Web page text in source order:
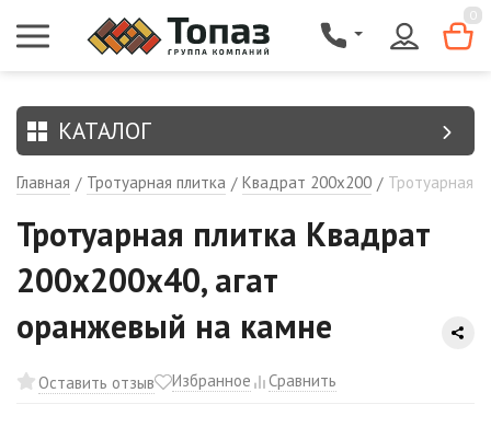
0
КАТАЛОГ
Главная / Тротуарная плитка / Квадрат 200х200 / Тротуарная
Тротуарная плитка Квадрат
200х200х40, агат
оранжевый на камне
Оставить отзыв Избранное Сравнить